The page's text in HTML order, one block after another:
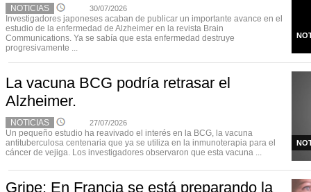
NOTICIAS 30/07/2026
Investigadores japoneses acaban de publicar un importante avance en el
estudio de la enfermedad de Alzheimer en la revista Brain
Communications. Ya se sabía que esta enfermedad destruye
progresivamente ...
La vacuna BCG podría retrasar el
Alzheimer.
NOTICIAS 27/07/2026
Un pequeño estudio ha reavivado el interés en la BCG, la vacuna
antituberculosa centenaria que ya se utiliza en la inmunoterapia para el
cáncer de vejiga. Los investigadores observaron que esta vacuna ...
Gripe: En Francia se está preparando la